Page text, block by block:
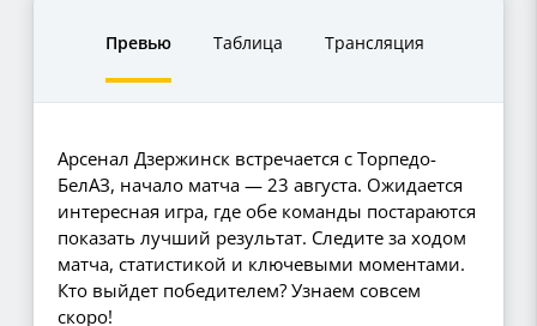
Превью Таблица Трансляция
Арсенал Дзержинск встречается с Торпедо-
БелАЗ, начало матча — 23 августа. Ожидается
интересная игра, где обе команды постараются
показать лучший результат. Следите за ходом
матча, статистикой и ключевыми моментами.
Кто выйдет победителем? Узнаем совсем
скоро!